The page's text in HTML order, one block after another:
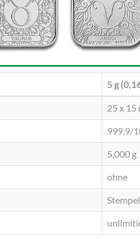
5 g
25 x 15
999,9/
5,000 g
ohne